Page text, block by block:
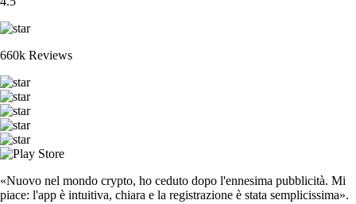
660k Reviews
«Nuovo nel mondo crypto, ho ceduto dopo l'ennesima pubblicità. Mi
piace: l'app è intuitiva, chiara e la registrazione è stata semplicissima».